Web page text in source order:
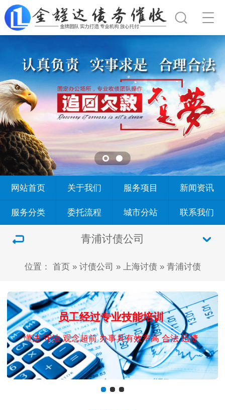
网站首页 关于我们 服务项目 新闻资讯
服务分类 委托流程 城市分站 联系我们
青浦讨债公司
位置： 首页» 讨债公司 » 上海讨债» 青浦讨债
员工经过专业技能培训
懂法 守法 观念超前 办事具有效率高 合法 迅捷